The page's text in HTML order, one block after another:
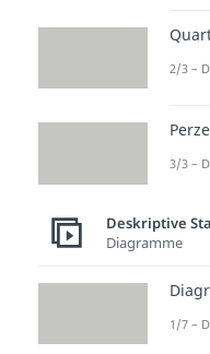
Wie
weiter
einem
2/3 –
3/3 –
Deskriptive
Diagramme
1/7 –